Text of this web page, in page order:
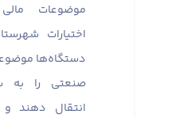
موضوعات
اختیارات
دستگاه‌ها
صنعتی را به
انتقال دهند و